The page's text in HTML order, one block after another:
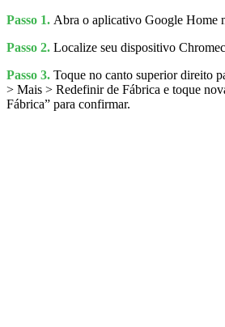
Passo 1. Abra o aplicativo Google Home
Passo 2. Localize seu dispositivo
Passo 3. Toque no canto superior direito
> Mais > Redefinir de Fábrica e toque
Fábrica” para confirmar.